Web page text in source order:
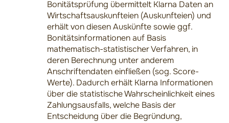
Bonitätsprüfung übermittelt Klarna Daten an
Wirtschaftsauskunfteien (Auskunfteien) und
erhält von diesen Auskünfte sowie ggf.
Bonitätsinformationen auf Basis
mathematisch-statistischer Verfahren, in
deren Berechnung unter anderem
Anschriftendaten einfließen (sog. Score-
Werte). Dadurch erhält Klarna Informationen
über die statistische Wahrscheinlichkeit eines
Zahlungsausfalls, welche Basis der
Entscheidung über die Begründung,